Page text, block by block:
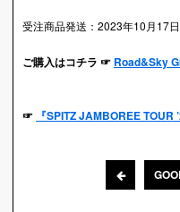
受注商品発送：2023年10月17
ご購入はコチラ ☞ Road&Sky
☞ 『SPITZ JAMBOREE TOUR